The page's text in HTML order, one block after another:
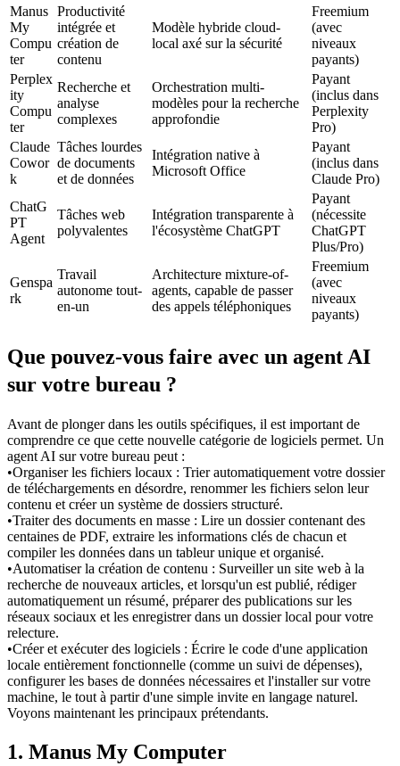
Manus
My
Compu
ter
Productivité
intégrée et
création de
contenu
Modèle hybride cloud-
local axé sur la sécurité
Freemium
(avec
niveaux
payants)
Perplex
ity
Compu
ter
Recherche et
analyse
complexes
Orchestration multi-
modèles pour la recherche
approfondie
Payant
(inclus dans
Perplexity
Pro)
Claude
Cowor
k
Tâches lourdes
de documents
et de données
Intégration native à
Microsoft Office
Payant
(inclus dans
Claude Pro)
ChatG
PT
Agent
Tâches web
polyvalentes
Intégration transparente à
l'écosystème ChatGPT
Payant
(nécessite
ChatGPT
Plus/Pro)
Genspa
rk
Travail
autonome tout-
en-un
Architecture mixture-of-
agents, capable de passer
des appels téléphoniques
Freemium
(avec
niveaux
payants)
Que pouvez-vous faire avec un agent AI
sur votre bureau ?
Avant de plonger dans les outils spécifiques, il est important de
comprendre ce que cette nouvelle catégorie de logiciels permet. Un
agent AI sur votre bureau peut :
•Organiser les fichiers locaux : Trier automatiquement votre dossier
de téléchargements en désordre, renommer les fichiers selon leur
contenu et créer un système de dossiers structuré.
•Traiter des documents en masse : Lire un dossier contenant des
centaines de PDF, extraire les informations clés de chacun et
compiler les données dans un tableur unique et organisé.
•Automatiser la création de contenu : Surveiller un site web à la
recherche de nouveaux articles, et lorsqu'un est publié, rédiger
automatiquement un résumé, préparer des publications sur les
réseaux sociaux et les enregistrer dans un dossier local pour votre
relecture.
•Créer et exécuter des logiciels : Écrire le code d'une application
locale entièrement fonctionnelle (comme un suivi de dépenses),
configurer les bases de données nécessaires et l'installer sur votre
machine, le tout à partir d'une simple invite en langage naturel.
Voyons maintenant les principaux prétendants.
1. Manus My Computer